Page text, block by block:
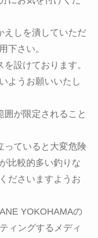
えしを潰していただ
下さい。
設けております。
ようお願いいたし
が限定されること
っていると大変危険
比較的多い釣りな
ださいますようお
YOKOHAMAの
ィングするメディ